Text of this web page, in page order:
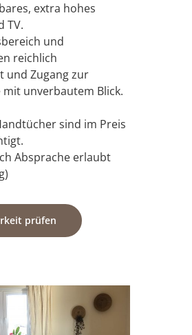
extra hohes
TV.
und
reichlich
und Zugang zur
mit unverbautem Blick.
sind im Preis
Absprache erlaubt
prüfen